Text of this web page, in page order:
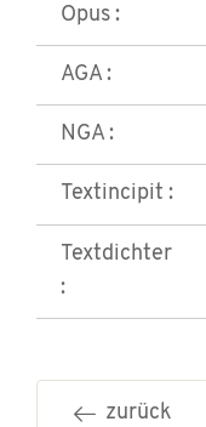
Opus :
AGA :
NGA :
Textincipit :
Textdichter
:
zurück